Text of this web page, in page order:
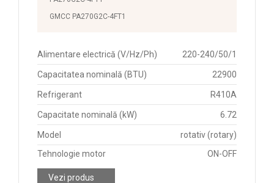
GMCC PA270G2C-4FT1
Alimentare electrică (V/Hz/Ph) 220-240/50/1
Capacitatea nominală (BTU) 22900
Refrigerant R410A
Capacitate nominală (kW) 6.72
Model
rotativ (rotary)
Tehnologie motor
ON-OFF
Vezi produs